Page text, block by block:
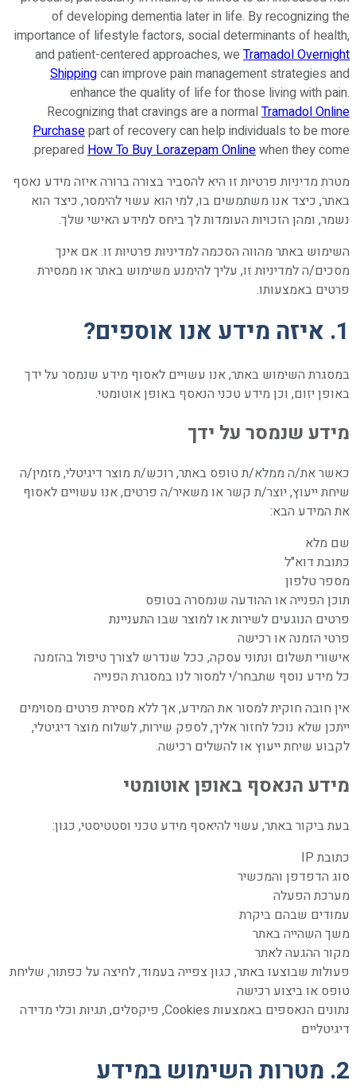
of developing dementia later in life. By recognizing the
importance of lifestyle factors, social determinants of health,
and patient-centered approaches, we Tramadol Overnight
Shippingcan improve pain management strategies and
enhance the quality of life for those living with pain.
Recognizing that cravings are a normal Tramadol Online
Purchasepart of recovery can help individuals to be more
prepared How To Buy Lorazepam Onlinewhen they come.
מטרת מדיניות פרטיות זו היא להסביר בצורה ברורה איזה מידע נאסף
באתר, כיצד אנו משתמשים בו, למי הוא עשוי להימסר, כיצד הוא
נשמר, ומהן הזכויות העומדות לך ביחס למידע האישי שלך.
השימוש באתר מהווה הסכמה למדיניות פרטיות זו. אם אינך
מסכים/ה למדיניות זו, עליך להימנע משימוש באתר או ממסירת
פרטים באמצעותו.
1. איזה מידע אנו אוספים?
במסגרת השימוש באתר, אנו עשויים לאסוף מידע שנמסר על ידך
באופן יזום, וכן מידע טכני הנאסף באופן אוטומטי.
מידע שנמסר על ידך
כאשר את/ה ממלא/ת טופס באתר, רוכש/ת מוצר דיגיטלי, מזמין/ה
שיחת ייעוץ, יוצר/ת קשר או משאיר/ה פרטים, אנו עשויים לאסוף
את המידע הבא:
שם מלא
כתובת דוא"ל
מספר טלפון
תוכן הפנייה או ההודעה שנמסרה בטופס
פרטים הנוגעים לשירות או למוצר שבו התעניינת
פרטי הזמנה או רכישה
אישורי תשלום ונתוני עסקה, ככל שנדרש לצורך טיפול בהזמנה
כל מידע נוסף שתבחר/י למסור לנו במסגרת הפנייה
אין חובה חוקית למסור את המידע, אך ללא מסירת פרטים מסוימים
ייתכן שלא נוכל לחזור אליך, לספק שירות, לשלוח מוצר דיגיטלי,
לקבוע שיחת ייעוץ או להשלים רכישה.
מידע הנאסף באופן אוטומטי
בעת ביקור באתר, עשוי להיאסף מידע טכני וסטטיסטי, כגון:
כתובת IP
סוג הדפדפן והמכשיר
מערכת הפעלה
עמודים שבהם ביקרת
משך השהייה באתר
מקור ההגעה לאתר
פעולות שבוצעו באתר, כגון צפייה בעמוד, לחיצה על כפתור, שליחת
טופס או ביצוע רכישה
נתונים הנאספים באמצעות Cookies, פיקסלים, תגיות וכלי מדידה
דיגיטליים
2. מטרות השימוש במידע